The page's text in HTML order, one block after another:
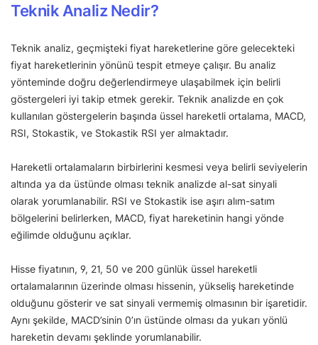
Teknik Analiz Nedir?
Teknik analiz, geçmişteki fiyat hareketlerine göre gelecekteki
fiyat hareketlerinin yönünü tespit etmeye çalışır. Bu analiz
yönteminde doğru değerlendirmeye ulaşabilmek için belirli
göstergeleri iyi takip etmek gerekir. Teknik analizde en çok
kullanılan göstergelerin başında üssel hareketli ortalama, MACD,
RSI, Stokastik, ve Stokastik RSI yer almaktadır.
Hareketli ortalamaların birbirlerini kesmesi veya belirli seviyelerin
altında ya da üstünde olması teknik analizde al-sat sinyali
olarak yorumlanabilir. RSI ve Stokastik ise aşırı alım-satım
bölgelerini belirlerken, MACD, fiyat hareketinin hangi yönde
eğilimde olduğunu açıklar.
Hisse fiyatının, 9, 21, 50 ve 200 günlük üssel hareketli
ortalamalarının üzerinde olması hissenin, yükseliş hareketinde
olduğunu gösterir ve sat sinyali vermemiş olmasının bir işaretidir.
Aynı şekilde, MACD’sinin 0’ın üstünde olması da yukarı yönlü
hareketin devamı şeklinde yorumlanabilir.